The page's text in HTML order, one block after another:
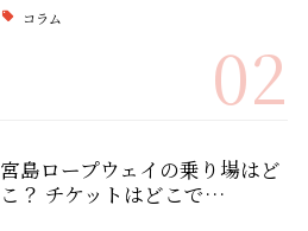
コラム
02
宮島ロープウェイの乗り場はど
こ？ チケットはどこで…